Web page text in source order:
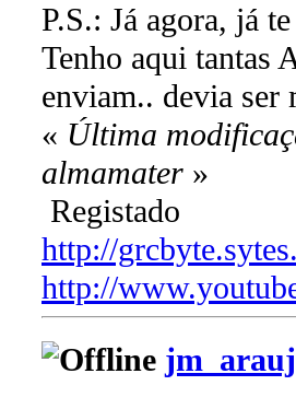
P.S.: Já agora, já
Tenho aqui tantas
enviam.. devia ser
« Última
almamater »
Registado
http://
http://